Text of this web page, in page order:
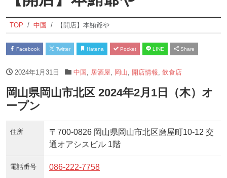
TOP 中国 【開店】本鮪爺や
Facebook Twitter Hatena Pocket LINE Share
2024年1月31日 中国 居酒屋 岡山 開店情報 飲食店
岡山県岡山市北区 2024年2月1日（木）オ
ープン
住所
〒700-0826 岡山県岡山市北区磨屋町10-12 交
通オアシスビル 1階
電話番号 086-222-7758